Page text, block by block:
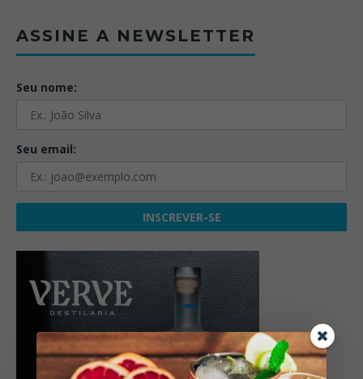
ASSINE A NEWSLETTER
Seu nome:
Seu email: